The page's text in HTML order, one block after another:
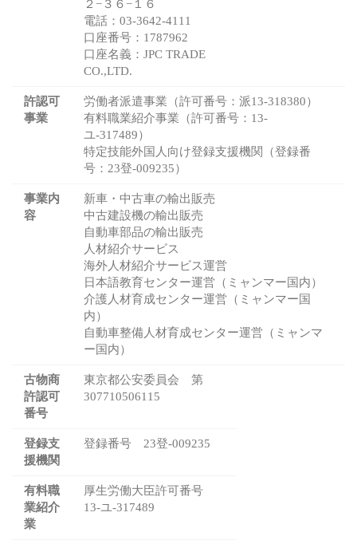
２−３６−１６
電話：03-3642-4111
口座番号：1787962
口座名義：JPC TRADE
CO.,LTD.
許認可
事業
労働者派遣事業（許可番号：派13-318380）
有料職業紹介事業（許可番号：13-
ユ-317489）
特定技能外国人向け登録支援機関（登録番
号：23登-009235）
事業内
容
新車・中古車の輸出販売
中古建設機の輸出販売
自動車部品の輸出販売
人材紹介サービス
海外人材紹介サービス運営
日本語教育センター運営（ミャンマー国内）
介護人材育成センター運営（ミャンマー国
内）
自動車整備人材育成センター運営（ミャンマ
ー国内）
古物商
許認可
番号
東京都公安委員会 第
307710506115
登録支
援機関
登録番号 23登-009235
有料職
業紹介
業
厚生労働大臣許可番号
13-ユ-317489